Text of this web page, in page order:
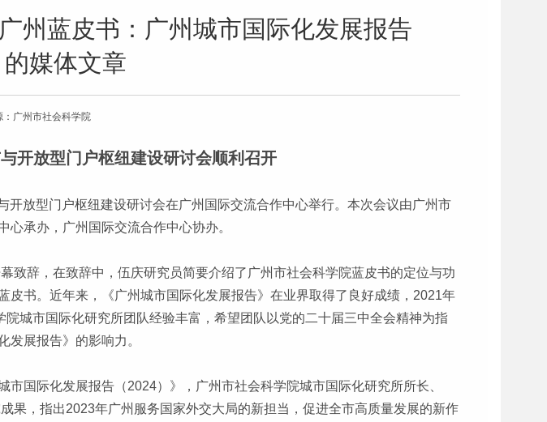
州蓝皮书：广州城市国际化发展报告
的媒体文章
广州市社会科学院
开放型门户枢纽建设研讨会顺利召开
放型门户枢纽建设研讨会在广州国际交流合作中心举行。本次会议由广州市
承办，广州国际交流合作中心协办。
致辞，在致辞中，伍庆研究员简要介绍了广州市社会科学院蓝皮书的定位与功
书。近年来，《广州城市国际化发展报告》在业界取得了良好成绩，2021年
城市国际化研究所团队经验丰富，希望团队以党的二十届三中全会精神为指
发展报告》的影响力。
国际化发展报告（2024）》，广州市社会科学院城市国际化研究所所长、
果，指出2023年广州服务国家外交大局的新担当，促进全市高质量发展的新作